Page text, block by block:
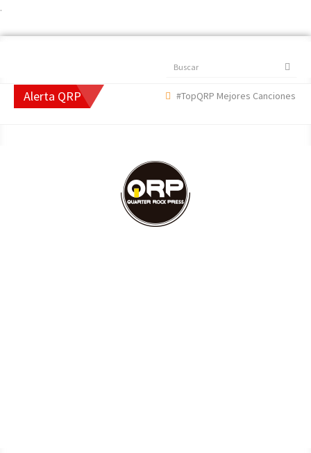
.
Buscar
Alerta QRP #TopQRP Mejores Canciones 2022